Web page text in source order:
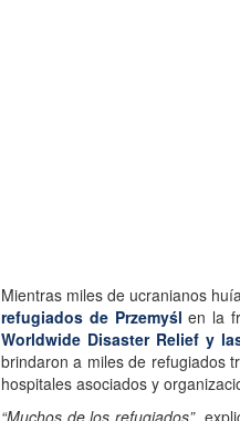
Mientras miles de ucranianos
refugiados de Przemyśl en la
Worldwide Disaster Relief y
brindaron a miles de refugiados
hospitales asociados y
“Muchos de los refugiados”,